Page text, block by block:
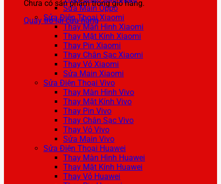
Chưa có sản phẩm trong giỏ hàng.
Quay trở lại cửa hàng
Sửa Main Oppo
Sửa Điện Thoại Xiaomi
Thay Màn Hình Xiaomi
Thay Mặt Kính Xiaomi
Thay Pin Xiaomi
Thay Chân Sạc Xiaomi
Thay Vỏ Xiaomi
Sửa Main Xiaomi
Sửa Điện Thoại Vivo
Thay Màn Hình Vivo
Thay Mặt Kính Vivo
Thay Pin Vivo
Thay Chân Sạc Vivo
Thay Vỏ Vivo
Sửa Main Vivo
Sửa Điện Thoại Huawei
Thay Màn Hình Huawei
Thay Mặt Kính Huawei
Thay Vỏ Huawei